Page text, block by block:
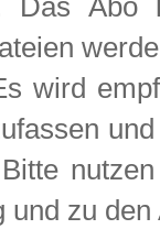
Das
wird
und zu